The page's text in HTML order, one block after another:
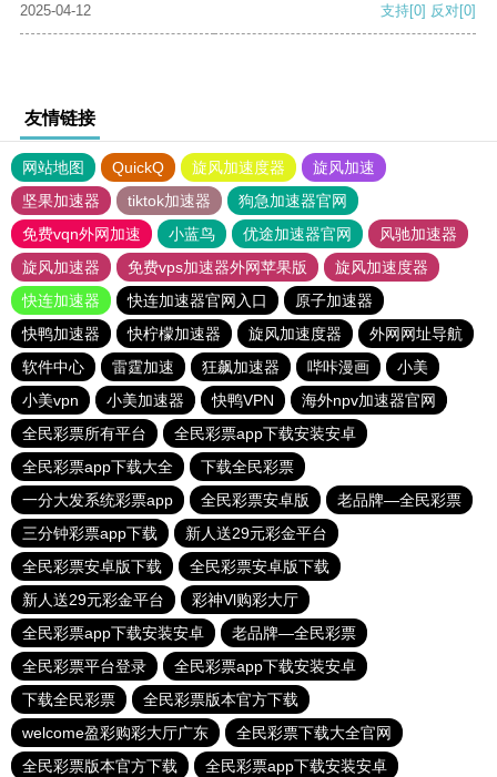
2025-04-12
支持[0] 反对[0]
友情链接
网站地图 QuickQ 旋风加速度器
旋风加速
坚果加速器
tiktok加速器
狗急加速器官网
免费vqn外网加速
小蓝鸟 优途加速器官网
风驰加速器
旋风加速器
免费vps加速器外网苹果版
旋风加速度器
快连加速器
快连加速器官网入口
原子加速器
快鸭加速器
快柠檬加速器 旋风加速度器
外网网址导航
软件中心
雷霆加速 狂飙加速器 哔咔漫画
小美
小美vpn
小美加速器 快鸭VPN
海外npv加速器官网
全民彩票所有平台
全民彩票app下载安装安卓
全民彩票app下载大全
下载全民彩票
一分大发系统彩票app
全民彩票安卓版
老品牌—全民彩票
三分钟彩票app下载
新人送29元彩金平台
全民彩票安卓版下载
全民彩票安卓版下载
新人送29元彩金平台
彩神Vl购彩大厅
全民彩票app下载安装安卓
老品牌—全民彩票
全民彩票平台登录
全民彩票app下载安装安卓
下载全民彩票
全民彩票版本官方下载
welcome盈彩购彩大厅广东
全民彩票下载大全官网
全民彩票版本官方下载
全民彩票app下载安装安卓